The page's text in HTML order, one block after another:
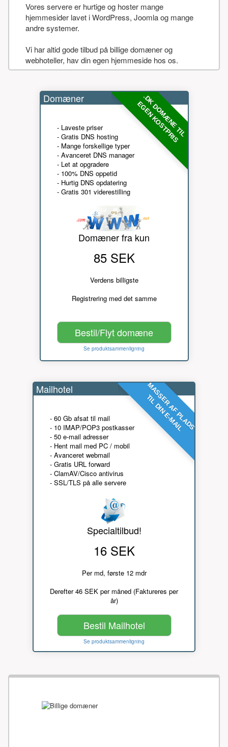
Vores servere er hurtige og hoster mange
hjemmesider lavet i WordPress, Joomla og mange
andre systemer.
Vi har altid gode tilbud på billige domæner og
webhoteller, hav din egen hjemmeside hos os.
.DK DOMÆNE TIL
EGEN KOSTPRIS
Domæner
- Laveste priser
- Gratis DNS hosting
- Mange forskellige typer
- Avanceret DNS manager
- Let at opgradere
- 100% DNS oppetid
- Hurtig DNS opdatering
- Gratis 301 viderestilling
Domæner fra kun
85 SEK
Verdens billigste
Registrering med det samme
Bestil/Flyt domæne
Se produktsammenligning
MASSER AF PLADS
TIL DIN E-MAIL
Mailhotel
- 60 Gb afsat til mail
- 10 IMAP/POP3 postkasser
- 50 e-mail adresser
- Hent mail med PC / mobil
- Avanceret webmail
- Gratis URL forward
- ClamAV/Cisco antivirus
- SSL/TLS på alle servere
Specialtilbud!
16 SEK
Per md, første 12 mdr
Derefter 46 SEK per måned (Faktureres per
år)
Bestil Mailhotel
Se produktsammenligning